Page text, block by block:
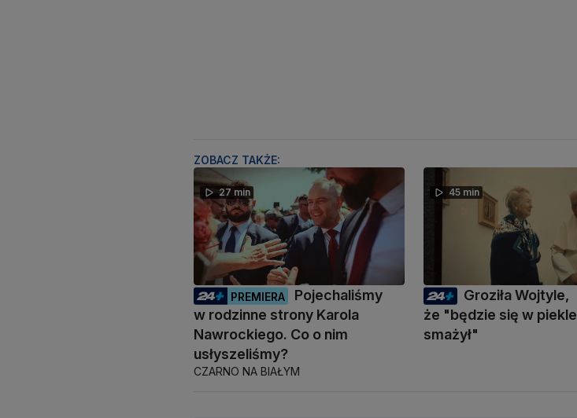
ZOBACZ TAKŻE:
27 min
PREMIERA
Pojechaliśmy
w rodzinne strony Karola
Nawrockiego. Co o nim
usłyszeliśmy?
CZARNO NA BIAŁYM
45 min
Groziła Wojtyle,
że "będzie się w piekle
smażył"